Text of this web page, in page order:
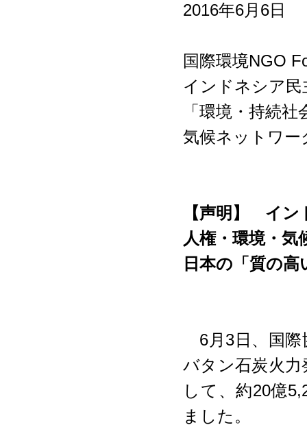
2016年6月6日
国際環境NGO
インドネシア
「環境・持続
気候ネットワー
【声明】 イン
人権・環境・
日本の「質の
6月3日、国際
バタン石炭火力
して、約20億
ました。